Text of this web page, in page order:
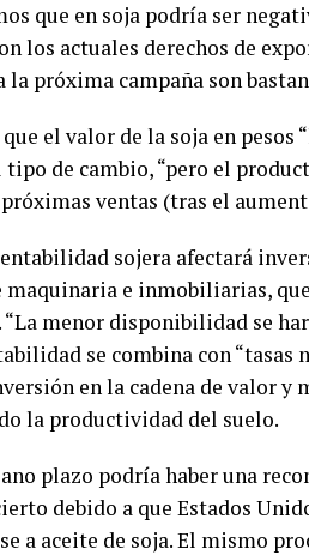
que en soja podría ser
los actuales derechos de
la próxima campaña son
el valor de la soja en pesos
tipo de cambio, “pero el
ventas (tras el
sojera afectará
maquinaria e inmobiliarias,
“La menor disponibilidad se
se combina con
en la cadena de valor y
la productividad del suelo.
plazo podría haber una
debido a que Estados
a aceite de soja. El mismo